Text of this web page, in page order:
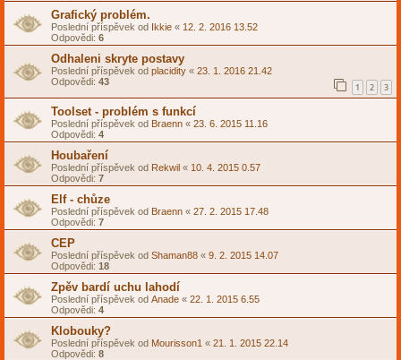
Grafický problém.
Poslední příspěvek od Ikkie « 12. 2. 2016 13.52
Odpovědi: 6
Odhaleni skryte postavy
Poslední příspěvek od placidity « 23. 1. 2016 21.42
Odpovědi: 43 1 2 3
Toolset - problém s funkcí
Poslední příspěvek od Braenn « 23. 6. 2015 11.16
Odpovědi: 4
Houbaření
Poslední příspěvek od Rekwil « 10. 4. 2015 0.57
Odpovědi: 7
Elf - chůze
Poslední příspěvek od Braenn « 27. 2. 2015 17.48
Odpovědi: 7
CEP
Poslední příspěvek od Shaman88 « 9. 2. 2015 14.07
Odpovědi: 18
Zpěv bardí uchu lahodí
Poslední příspěvek od Anade « 22. 1. 2015 6.55
Odpovědi: 4
Klobouky?
Poslední příspěvek od Mourisson1 « 21. 1. 2015 22.14
Odpovědi: 8